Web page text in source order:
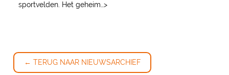
sportvelden. Het geheim…>
← TERUG NAAR NIEUWSARCHIEF